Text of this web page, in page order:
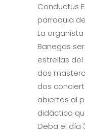
Conductus
parroquia
La
Banegas
estrellas
dos
dos
abiertos al
didáctico
Deba el día